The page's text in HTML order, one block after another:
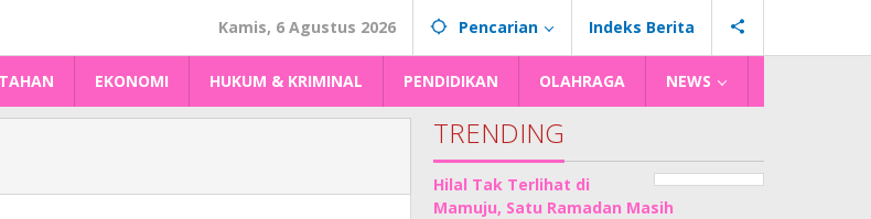
Kamis, 6 Agustus 2026 Pencarian Indeks Berita
EKONOMI HUKUM & KRIMINAL PENDIDIKAN OLAHRAGA NEWS
TRENDING
Hilal Tak Terlihat di
Mamuju, Satu Ramadan Masih